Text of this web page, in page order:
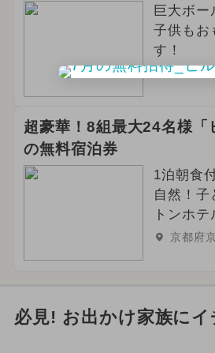
巨大ボー
子供もお
す！
京都府
超豪華！8組最大24名様「
の無料宿泊券
1泊朝食
自然！子
トンホテ
京都府
必見! お出かけ家族にイ